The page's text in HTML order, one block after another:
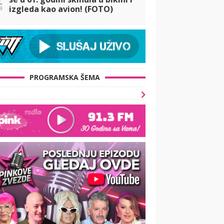
izgleda kao avion! (FOTO)
PROGRAMSKA ŠEMA